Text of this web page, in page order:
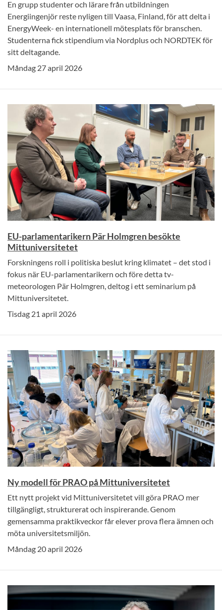
En grupp studenter och lärare från utbildningen
Energiingenjör reste nyligen till Vaasa, Finland, för att delta i
EnergyWeek- en internationell mötesplats för branschen.
Studenterna fick stipendium via Nordplus och NORDTEK för
sitt deltagande.
Måndag 27 april 2026
EU-parlamentarikern Pär Holmgren besökte
Mittuniversitetet
Forskningens roll i politiska beslut kring klimatet – det stod i
fokus när EU-parlamentarikern och före detta tv-
meteorologen Pär Holmgren, deltog i ett seminarium på
Mittuniversitetet.
Tisdag 21 april 2026
Ny modell för PRAO på Mittuniversitetet
Ett nytt projekt vid Mittuniversitetet vill göra PRAO mer
tillgängligt, strukturerat och inspirerande. Genom
gemensamma praktikveckor får elever prova flera ämnen och
möta universitetsmiljön.
Måndag 20 april 2026